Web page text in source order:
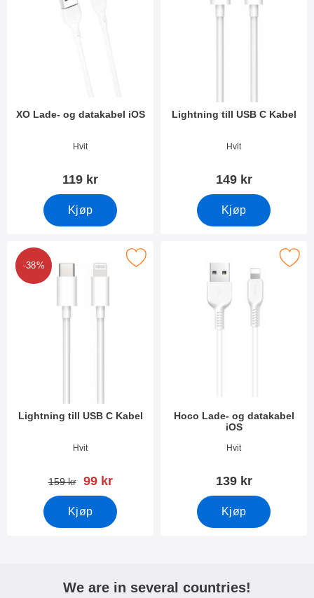
XO Lade- og datakabel iOS
Varenummer 38545
Hvit
119 kr
Kjøp
Lightning till USB C Kabel
Varenummer 34655
Hvit
149 kr
Kjøp
-38%
Lightning till USB C Kabel
Varenummer 49586
Hvit
gammel pris
159 kr ny pris
99 kr
Kjøp
Merk lightning till USB C Kabel som favoritt
Hoco Lade- og datakabel
iOS
Varenummer 34123
Hvit
139 kr
Kjøp
Merk hoco Lade- og
We are in several countries!